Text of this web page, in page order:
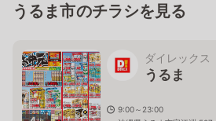
うるま市のチラシを見る
ダイレックス
うるま
9:00～23:00